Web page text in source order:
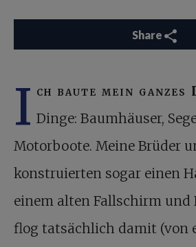
Share
I ch baute mein ganzes
Dinge: Baumhäuser,
Motorboote. Meine Brüder
konstruierten sogar einen
einem alten Fallschirm und
flog tatsächlich damit (von